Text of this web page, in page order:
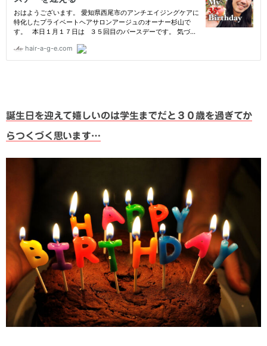
誕生日を迎えて嬉しいのは学生までだと３０歳を過ぎてか
らつくづく思います…